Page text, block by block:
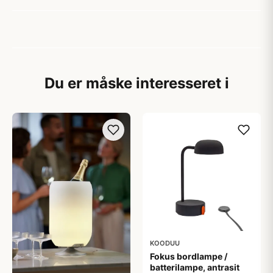
Du er måske interesseret i
KOODUU
Fokus bordlampe /
batterilampe, antrasit